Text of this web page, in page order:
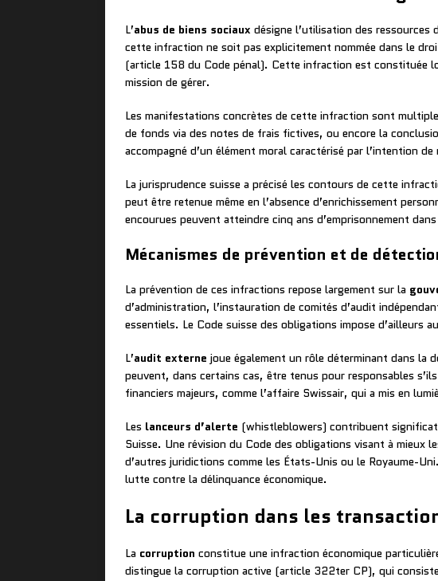
L’abus de biens sociaux désigne l’utilisation des ressources
cette infraction ne soit pas explicitement nommée dans le
(article 158 du Code pénal). Cette infraction est constituée
mission de gérer.
Les manifestations concrètes de cette infraction sont
de fonds via des notes de frais fictives, ou encore la
accompagné d’un élément moral caractérisé par l’intention
La jurisprudence suisse a précisé les contours de cette
peut être retenue même en l’absence d’enrichissement
encourues peuvent atteindre cinq ans d’emprisonnement
Mécanismes de prévention et de
La prévention de ces infractions repose largement sur la
d’administration, l’instauration de comités d’audit
essentiels. Le Code suisse des obligations impose d’ailleurs
L’audit externe joue également un rôle déterminant dans la
peuvent, dans certains cas, être tenus pour responsables
financiers majeurs, comme l’affaire Swissair, qui a mis en
Les lanceurs d’alerte (whistleblowers) contribuent
Suisse. Une révision du Code des obligations visant à
d’autres juridictions comme les États-Unis ou le Royaume-
lutte contre la délinquance économique.
La corruption dans les
La corruption constitue une infraction économique
distingue la corruption active (article 322ter CP), qui